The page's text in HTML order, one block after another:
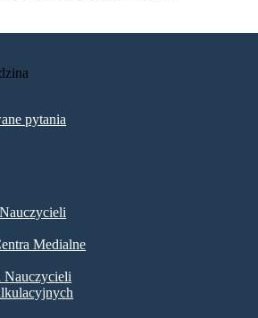
pytania
Medialne
Nauczycieli